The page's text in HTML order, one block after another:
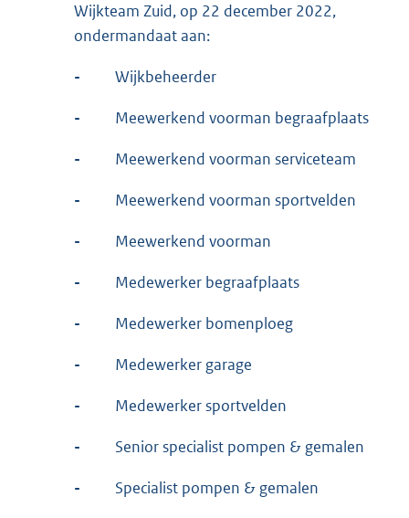
Wijkteam Zuid, op 22 december 2022,
ondermandaat aan:
- Wijkbeheerder
- Meewerkend voorman begraafplaats
- Meewerkend voorman serviceteam
- Meewerkend voorman sportvelden
- Meewerkend voorman
- Medewerker begraafplaats
- Medewerker bomenploeg
- Medewerker garage
- Medewerker sportvelden
- Senior specialist pompen & gemalen
- Specialist pompen & gemalen